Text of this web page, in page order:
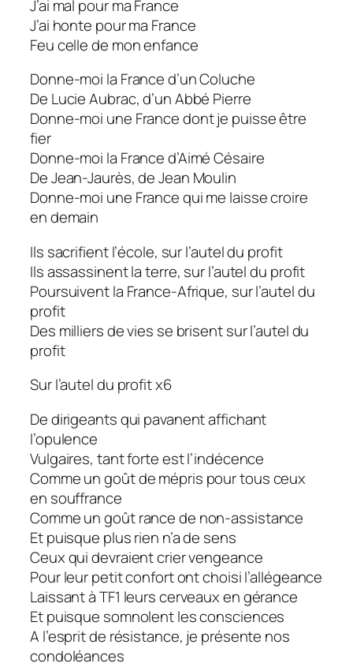
J’ai mal pour ma France
J’ai honte pour ma France
Feu celle de mon enfance
Donne-moi la France d’un Coluche
De Lucie Aubrac, d’un Abbé Pierre
Donne-moi une France dont je puisse être
fier
Donne-moi la France d’Aimé Césaire
De Jean-Jaurès, de Jean Moulin
Donne-moi une France qui me laisse croire
en demain
Ils sacrifient l’école, sur l’autel du profit
Ils assassinent la terre, sur l’autel du profit
Poursuivent la France-Afrique, sur l’autel du
profit
Des milliers de vies se brisent sur l’autel du
profit
Sur l’autel du profit x6
De dirigeants qui pavanent affichant
l’opulence
Vulgaires, tant forte est l’indécence
Comme un goût de mépris pour tous ceux
en souffrance
Comme un goût rance de non-assistance
Et puisque plus rien n’a de sens
Ceux qui devraient crier vengeance
Pour leur petit confort ont choisi l’allégeance
Laissant à TF1 leurs cerveaux en gérance
Et puisque somnolent les consciences
A l’esprit de résistance, je présente nos
condoléances